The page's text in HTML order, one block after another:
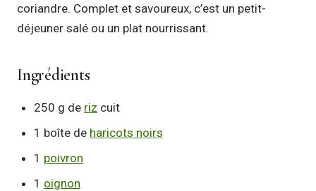
coriandre. Complet et savoureux, c’est un petit-
déjeuner salé ou un plat nourrissant.
Ingrédients
250 g de riz cuit
1 boîte de haricots noirs
1 poivron
1 oignon